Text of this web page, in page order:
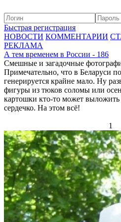
Быстрая регистрация
НОВОСТИ КОММЕНТАРИИ
РЕКЛАМА
А тем временем в России - 186
Смешные и загадочные
Примечательно, что в Беларуси
генерируется крайне мало. Ну
фигуры из тюков соломы или
картошки кто-то может
сердечко. На этом всё!
1